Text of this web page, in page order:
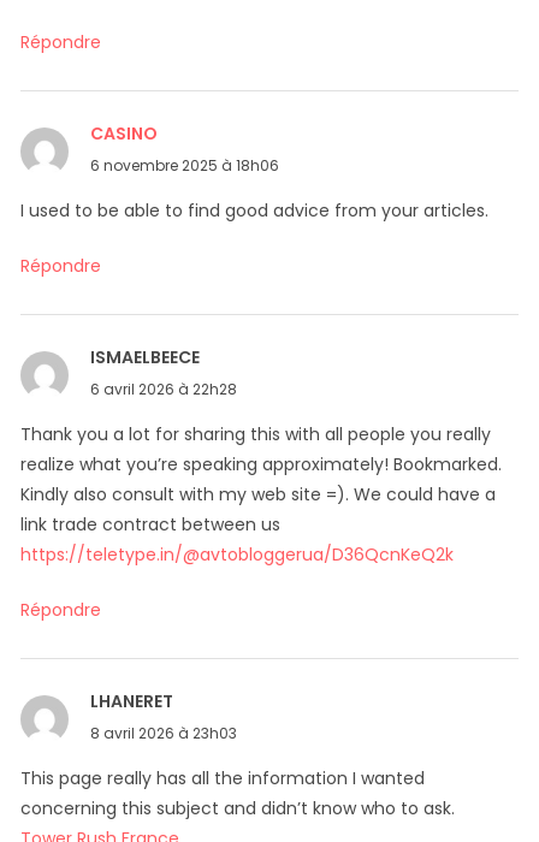
Répondre
CASINO
6 novembre 2025 à 18h06
I used to be able to find good advice from your articles.
Répondre
ISMAELBEECEdit :
6 avril 2026 à 22h28
Thank you a lot for sharing this with all people you really
realize what you’re speaking approximately! Bookmarked.
Kindly also consult with my web site =). We could have a
link trade contract between us
https://teletype.in/@avtobloggerua/D36QcnKeQ2k
Répondre
LHANERET
8 avril 2026 à 23h03
This page really has all the information I wanted
concerning this subject and didn’t know who to ask.